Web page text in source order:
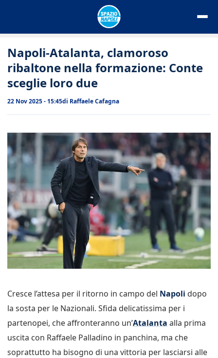
Napoli-Atalanta, clamoroso
ribaltone nella formazione: Conte
sceglie loro due
22 Nov 2025 - 15:45di Raffaele Cafagna
Cresce l’attesa per il ritorno in campo del Napoli dopo
la sosta per le Nazionali. Sfida delicatissima per i
partenopei, che affronteranno un’Atalanta alla prima
uscita con Raffaele Palladino in panchina, ma che
soprattutto ha bisogno di una vittoria per lasciarsi alle